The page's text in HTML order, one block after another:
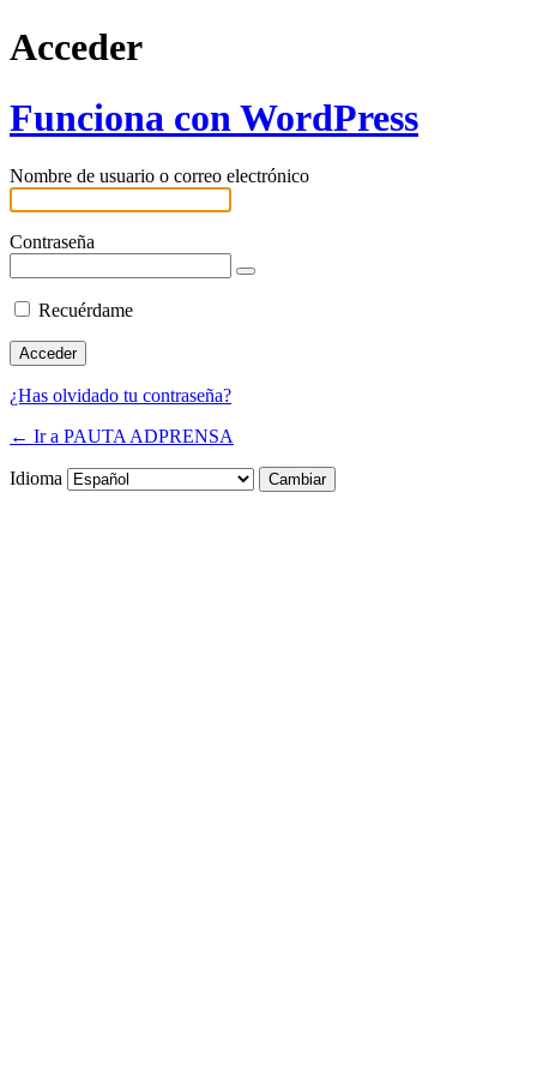
Acceder
Funciona con WordPress
Nombre de usuario o correo electrónico
Contraseña
Recuérdame
¿Has olvidado tu contraseña?
← Ir a PAUTA ADPRENSA
Idioma